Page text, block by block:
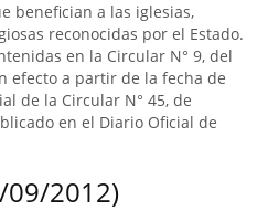
benefician a las iglesias,
reconocidas por el Estado.
en la Circular N° 9, del
efecto a partir de la fecha de
de la Circular N° 45, de
en el Diario Oficial de
09/2012)